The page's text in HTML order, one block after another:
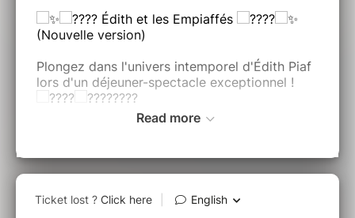
Édith et les Empiaffés
(Nouvelle version)
Plongez dans l'univers intemporel d'Édith Piaf
lors d'un déjeuner-spectacle exceptionnel !
accompagnée de l'accordéoniste Stefano
Maghenzani et de nos artistes transformistes.
Dimanche 4 octobre à 12h
Read more